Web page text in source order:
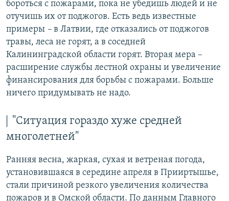
бороться с пожарами, пока не убедишь людей и не
отучишь их от поджогов. Есть ведь известные
примеры – в Латвии, где отказались от поджогов
травы, леса не горят, а в соседней
Калининградской области горят. Вторая мера –
расширение службы лестной охраны и увеличение
финансирования для борьбы с пожарами. Больше
ничего придумывать не надо.
"Ситуация гораздо хуже средней
многолетней"
Ранняя весна, жаркая, сухая и ветреная погода,
установившаяся в середине апреля в Прииртышье,
стали причиной резкого увеличения количества
пожаров и в Омской области. По данным Главного